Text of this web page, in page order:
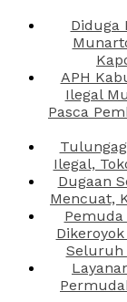
Diduga
APH
Ilegal
Pasca
Ilegal,
Dugaan
Mencuat,
Seluruh